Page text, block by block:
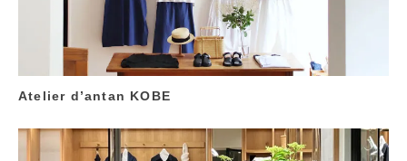
Atelier d’antan KOBE